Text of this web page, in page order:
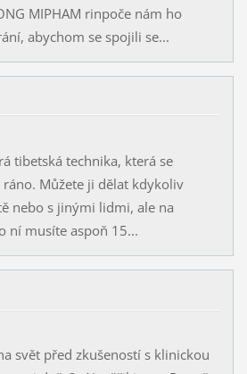
MIPHAM rinpoče nám ho
abychom se spojili se...
tibetská technika, která se
Můžete ji dělat kdykoliv
nebo s jinými lidmi, ale na
ní musíte aspoň 15...
svět před zkušeností s klinickou